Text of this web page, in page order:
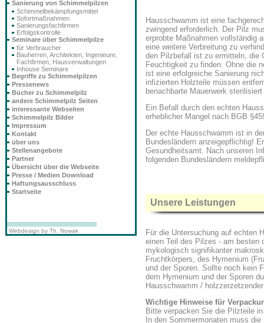
Hausschwamm ist eine
zwingend erforderlich. Der Pilz
erprobte Maßnahmen vollständig
eine weitere Verbreitung zu
den Pilzbefall ist zu ermitteln, die
Feuchtigkeit zu finden. Ohne die
ist eine erfolgreiche Sanierung
infizierten Holzteile müssen
benachbarte Mauerwerk
Ein Befall durch den echten
erheblicher Mangel nach BGB
Der echte Hausschwamm ist in
Bundesländern anzeigepflichtig!
Gesundheitsamt. Nach unseren
folgenden Bundesländern
Unsere Leistungen
Für die Untersuchung auf echten
einen Teil des Pilzes - am besten
mykologisch signifikanter
Fruchtkörpers, des Hymenium
und der Sporen. Sollte noch kein
dem Hymenium und der Sporen
Hausschwamm /
Wichtige Hinweise für
Bitte verpacken Sie die Pilzteile
In den Sommermonaten muss
Sanierung von Schimmelpilzen
Schimmelbekämpfungsmittel
Sofortmaßnahmen
Sanierungsfachfirmen
Erfolgskontrolle
Seminare über Schimmelpilze
für Verbraucher
Bauherren, Architekten, Ingenieure,
Fachfirmen, Hausverwaltungen
Inhouse Seminare
Begriffe zu Schimmelpilzen
Pressenews
Bücher zu Schimmelpilz
andere Schimmelpilz Seiten
interessante Webseiten
Schimmelpilz Bilder
Impressum
Kontakt
über uns
Stellenangebote
Partner
Übersicht über die Webseite
Presse / Medien Download
Haftungsausschluss
Startseite
Webdesign by Th. Nowak